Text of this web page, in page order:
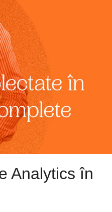
Analytics în